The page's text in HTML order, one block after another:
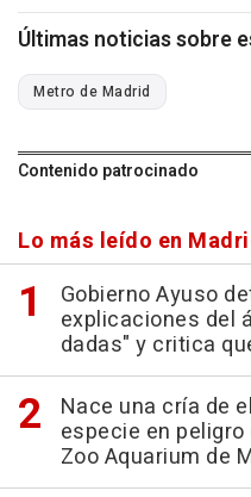
Últimas noticias sobre
Metro de Madrid
Contenido patrocinado
Lo más leído en
Gobierno Ayuso
explicaciones del
dadas" y critica
Nace una cría de
especie en
Zoo Aquarium de